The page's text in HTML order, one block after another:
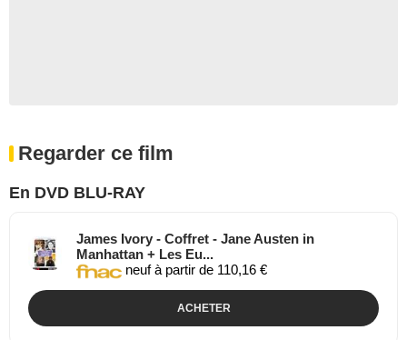
Regarder ce film
En DVD BLU-RAY
James Ivory - Coffret - Jane Austen in
Manhattan + Les Eu...
neuf à partir de 110,16 €
ACHETER